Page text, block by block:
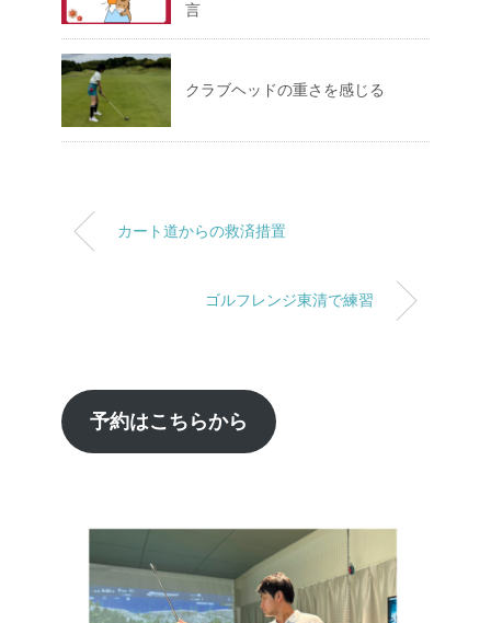
言
クラブヘッドの重さを感じる
カート道からの救済措置
ゴルフレンジ東清で練習
予約はこちらから